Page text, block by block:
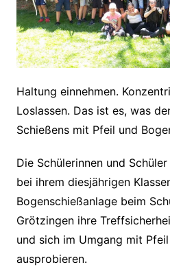
Haltung einnehmen.
Loslassen. Das ist es, was
Schießens mit Pfeil und
Die Schülerinnen und
bei ihrem diesjährigen
Bogenschießanlage beim
Grötzingen ihre
und sich im Umgang mit
ausprobieren.